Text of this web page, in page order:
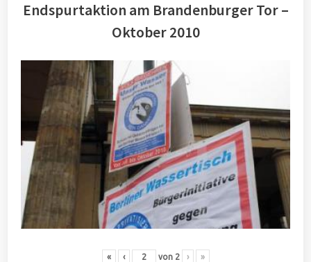
Endspurtaktion am Brandenburger Tor –
Oktober 2010
« ‹ von 2 › »